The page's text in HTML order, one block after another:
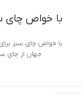
با خواص چای
با خواص چای سبز
جهان از چای